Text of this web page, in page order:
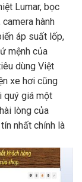
Lumar, bọc
hành
áp suất lốp,
mệnh của
dùng Việt
xe hơi cũng
quý giá một
lòng của
nhất chính là